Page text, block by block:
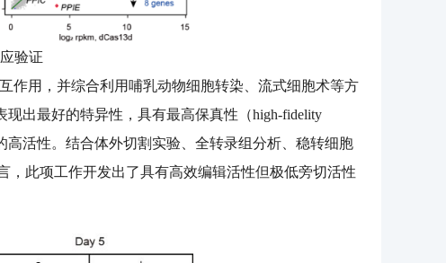
验证
作用，并综合利用哺乳动物细胞转染、流式细胞术等方
出最好的特异性，具有最高保真性（high-fidelity
高活性。结合体外切割实验、全转录组分析、稳转细胞
，此项工作开发出了具有高效编辑活性但极低旁切活性